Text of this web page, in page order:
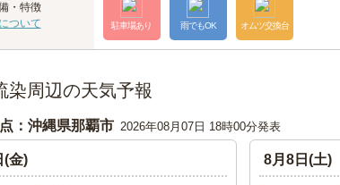
・特徴
ついて
駐車場あり 雨でもOK オムツ交換台
染周辺の天気予報
：沖縄県那覇市 2026年08月07日 18時00分発表
(金) 8月8日(土)